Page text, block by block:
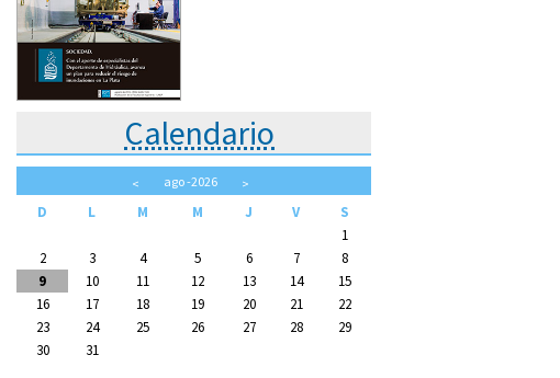
Calendario
< ago-2026 >
D L M M J V
S
1
2
3 4 5 6 7
8
9
10 11 12 13 14
15
16
17 18 19 20 21
22
23
24 25 26 27 28
29
30
31